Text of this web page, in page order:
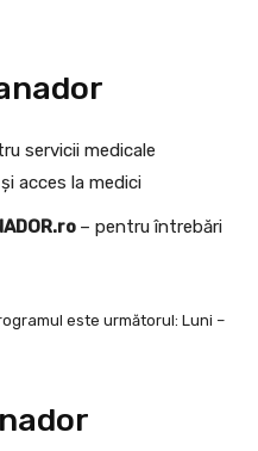
servicii medicale
acces la medici
– pentru întrebări
este următorul: Luni –